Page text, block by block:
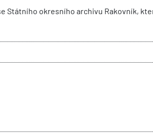
Státního okresního archivu Rakovník,